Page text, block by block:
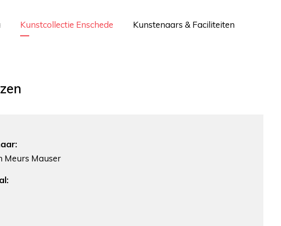
Kunstcollectie Enschede Kunstenaars & Faciliteiten
Meurs Mauser